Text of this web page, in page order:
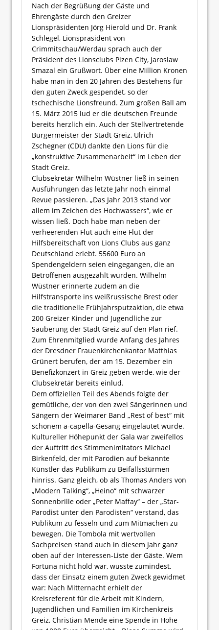
Nach der Begrüßung der Gäste und
Ehrengäste durch den Greizer
Lionspräsidenten Jörg Hierold und Dr. Frank
Schlegel, Lionspräsident von
Crimmitschau/Werdau sprach auch der
Präsident des Lionsclubs Plzen City, Jaroslaw
Smazal ein Grußwort. Über eine Million Kronen
habe man in den 20 Jahren des Bestehens für
den guten Zweck gespendet, so der
tschechische Lionsfreund. Zum großen Ball am
15. März 2015 lud er die deutschen Freunde
bereits herzlich ein. Auch der Stellvertretende
Bürgermeister der Stadt Greiz, Ulrich
Zschegner (CDU) dankte den Lions für die
„konstruktive Zusammenarbeit“ im Leben der
Stadt Greiz.
Clubsekretär Wilhelm Wüstner ließ in seinen
Ausführungen das letzte Jahr noch einmal
Revue passieren. „Das Jahr 2013 stand vor
allem im Zeichen des Hochwassers“, wie er
wissen ließ. Doch habe man neben der
verheerenden Flut auch eine Flut der
Hilfsbereitschaft von Lions Clubs aus ganz
Deutschland erlebt. 55600 Euro an
Spendengeldern seien eingegangen, die an
Betroffenen ausgezahlt wurden. Wilhelm
Wüstner erinnerte zudem an die
Hilfstransporte ins weißrussische Brest oder
die traditionelle Frühjahrsputzaktion, die etwa
200 Greizer Kinder und Jugendliche zur
Säuberung der Stadt Greiz auf den Plan rief.
Zum Ehrenmitglied wurde Anfang des Jahres
der Dresdner Frauenkirchenkantor Matthias
Grünert berufen, der am 15. Dezember ein
Benefizkonzert in Greiz geben werde, wie der
Clubsekretär bereits einlud.
Dem offiziellen Teil des Abends folgte der
gemütliche, der von den zwei Sängerinnen und
Sängern der Weimarer Band „Rest of best“ mit
schönem a-capella-Gesang eingeläutet wurde.
Kultureller Höhepunkt der Gala war zweifellos
der Auftritt des Stimmenimitators Michael
Birkenfeld, der mit Parodien auf bekannte
Künstler das Publikum zu Beifallsstürmen
hinriss. Ganz gleich, ob als Thomas Anders von
„Modern Talking“, „Heino“ mit schwarzer
Sonnenbrille oder „Peter Maffay“ – der „Star-
Parodist unter den Parodisten“ verstand, das
Publikum zu fesseln und zum Mitmachen zu
bewegen. Die Tombola mit wertvollen
Sachpreisen stand auch in diesem Jahr ganz
oben auf der Interessen-Liste der Gäste. Wem
Fortuna nicht hold war, wusste zumindest,
dass der Einsatz einem guten Zweck gewidmet
war: Nach Mitternacht erhielt der
Kreisreferent für die Arbeit mit Kindern,
Jugendlichen und Familien im Kirchenkreis
Greiz, Christian Mende eine Spende in Höhe